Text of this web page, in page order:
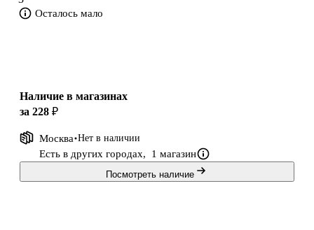
содержит опорную картинку для сборки;
Осталось мало
Наличие в магазинах
за 228 ₽
Москва Нет в наличии
Есть в других городах, 1 магазин
Посмотреть наличие